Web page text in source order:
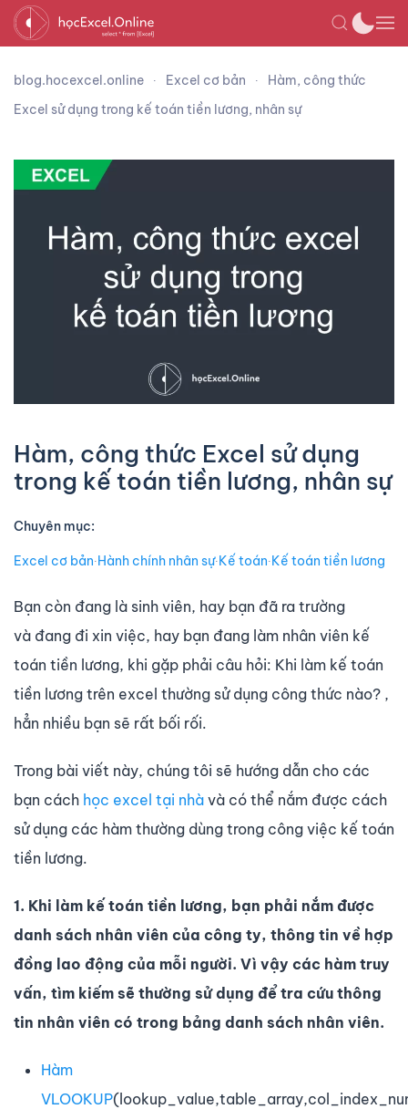
blog.hocexcel.online Excel cơ bản
Hàm, công thức
Excel sử dụng trong kế toán tiền lương, nhân sự
Hàm, công thức Excel sử dụng
trong kế toán tiền lương, nhân sự
Chuyên mục:
Excel cơ bản∙Hành chính nhân sự∙Kế toán∙Kế toán tiền lương
Bạn còn đang là sinh viên, hay bạn đã ra trường
và đang đi xin việc, hay bạn đang làm nhân viên kế
toán tiền lương, khi gặp phải câu hỏi: Khi làm kế toán
tiền lương trên excel thường sử dụng công thức nào? ,
hẳn nhiều bạn sẽ rất bối rối.
Trong bài viết này, chúng tôi sẽ hướng dẫn cho các
bạn cách học excel tại nhà và có thể nắm được cách
sử dụng các hàm thường dùng trong công việc kế toán
tiền lương.
1. Khi làm kế toán tiền lương, bạn phải nắm được
danh sách nhân viên của công ty, thông tin về hợp
đồng lao động của mỗi người. Vì vậy các hàm truy
vấn, tìm kiếm sẽ thường sử dụng để tra cứu thông
tin nhân viên có trong bảng danh sách nhân viên.
Hàm
VLOOKUP